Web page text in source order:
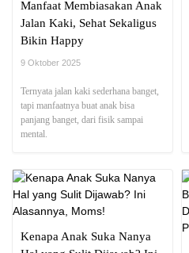
Manfaat Membiasakan Anak
Jalan Kaki, Sehat Sekaligus
Bikin Happy
9 Oktober 2025
Ternyata jalan kaki sederhana banget,
tapi manfaatnya buat anak bisa
panjang banget, dari fisik sampai
mental.
Kenapa Anak Suka Nanya